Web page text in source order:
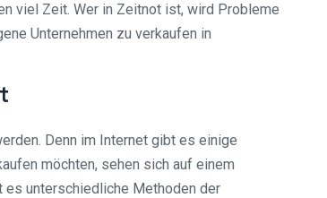
viel Zeit. Wer in Zeitnot ist, wird Probleme
Unternehmen zu verkaufen in
Denn im Internet gibt es einige
möchten, sehen sich auf einem
es unterschiedliche Methoden der